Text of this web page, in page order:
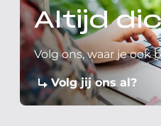
Altijd
Volg ons, waar je ook
Volg jij ons al?